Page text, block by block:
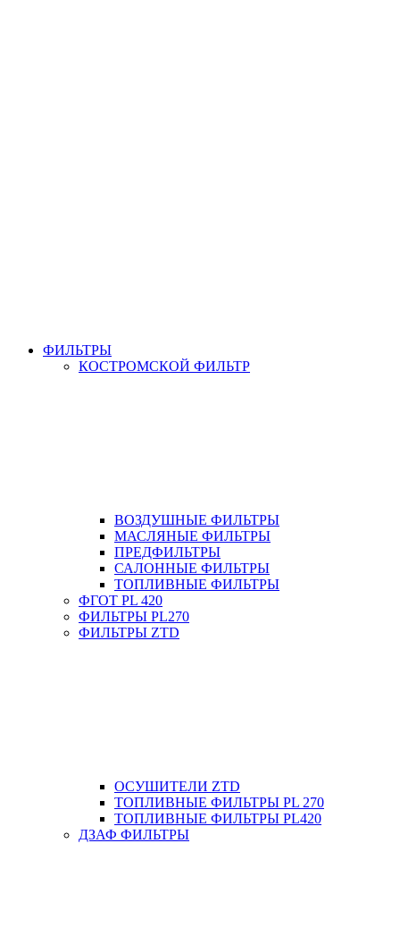
ФИЛЬТРЫ
КОСТРОМСКОЙ ФИЛЬТР
ВОЗДУШНЫЕ ФИЛЬТРЫ
МАСЛЯНЫЕ ФИЛЬТРЫ
ПРЕДФИЛЬТРЫ
САЛОННЫЕ ФИЛЬТРЫ
ТОПЛИВНЫЕ ФИЛЬТРЫ
ФГОТ PL 420
ФИЛЬТРЫ PL270
ФИЛЬТРЫ ZTD
ОСУШИТЕЛИ ZTD
ТОПЛИВНЫЕ ФИЛЬТРЫ PL 270
ТОПЛИВНЫЕ ФИЛЬТРЫ PL420
ДЗАФ ФИЛЬТРЫ